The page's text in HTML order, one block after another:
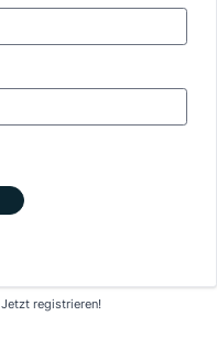
Jetzt registrieren!